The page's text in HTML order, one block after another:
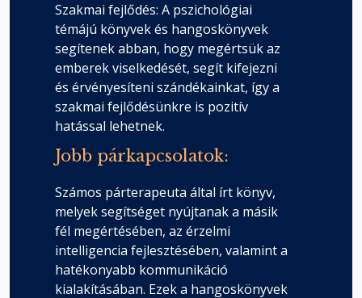
Szakmai fejlődés: A pszichológiai
témájú könyvek és hangoskönyvek
segítenek abban, hogy megértsük az
emberek viselkedését, segít kifejezni
és érvényesíteni szándékainkat, így a
szakmai fejlődésünkre is pozitív
hatással lehetnek.
Jobb párkapcsolatok:
Számos párterapeuta által írt könyv,
melyek segítséget nyújtanak a másik
fél megértésében, az érzelmi
intelligencia fejlesztésében, valamint a
hatékonyabb kommunikáció
kialakításában. Ezek a hangoskönyvek